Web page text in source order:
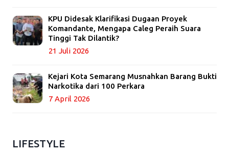
KPU Didesak Klarifikasi Dugaan Proyek
Komandante, Mengapa Caleg Peraih Suara
Tinggi Tak Dilantik?
21 Juli 2026
Kejari Kota Semarang Musnahkan Barang Bukti
Narkotika dari 100 Perkara
7 April 2026
LIFESTYLE